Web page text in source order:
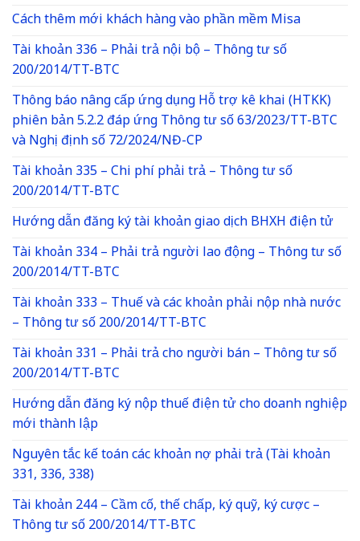
Cách thêm mới khách hàng vào phần mềm Misa
Tài khoản 336 – Phải trả nội bộ – Thông tư số
200/2014/TT-BTC
Thông báo nâng cấp ứng dụng Hỗ trợ kê khai (HTKK)
phiên bản 5.2.2 đáp ứng Thông tư số 63/2023/TT-BTC
và Nghị định số 72/2024/NĐ-CP
Tài khoản 335 – Chi phí phải trả – Thông tư số
200/2014/TT-BTC
Hướng dẫn đăng ký tài khoản giao dịch BHXH điện tử
Tài khoản 334 – Phải trả người lao động – Thông tư số
200/2014/TT-BTC
Tài khoản 333 – Thuế và các khoản phải nộp nhà nước
– Thông tư số 200/2014/TT-BTC
Tài khoản 331 – Phải trả cho người bán – Thông tư số
200/2014/TT-BTC
Hướng dẫn đăng ký nộp thuế điện tử cho doanh nghiệp
mới thành lập
Nguyên tắc kế toán các khoản nợ phải trả (Tài khoản
331, 336, 338)
Tài khoản 244 – Cầm cố, thế chấp, ký quỹ, ký cược –
Thông tư số 200/2014/TT-BTC